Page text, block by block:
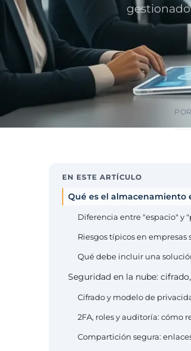
POR
EN ESTE ARTÍCULO
Qué es el almacenamiento
Diferencia entre "espacio" y
Riesgos típicos en
Qué debe incluir una
Seguridad en la nube:
Cifrado y modelo de
2FA, roles y auditoría: cómo
Compartición segura: